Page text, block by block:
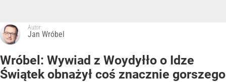
Autor:
Jan Wróbel
Wróbel: Wywiad z Woydyłło o Idze
Świątek obnażył coś znacznie gorszego